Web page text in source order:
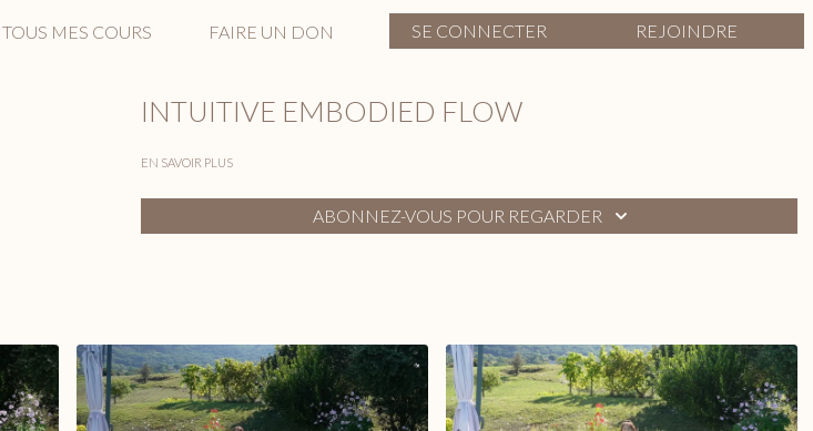
TOUS MES COURS FAIRE UN DON SE CONNECTER REJOINDRE
INTUITIVE EMBODIED FLOW
EN SAVOIR PLUS
ABONNEZ-VOUS POUR REGARDER